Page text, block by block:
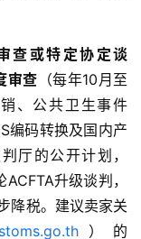
查或特定协定谈
审查 （每年10月至
销、公共卫生事件
编码转换及国内产
厅的公开计划，
升级谈判，
降税。建议卖家关
）的